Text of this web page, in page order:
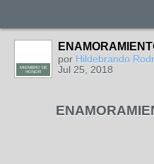
MIEMBRO DE
HONOR
por Hildebrando
Jul 25, 2018